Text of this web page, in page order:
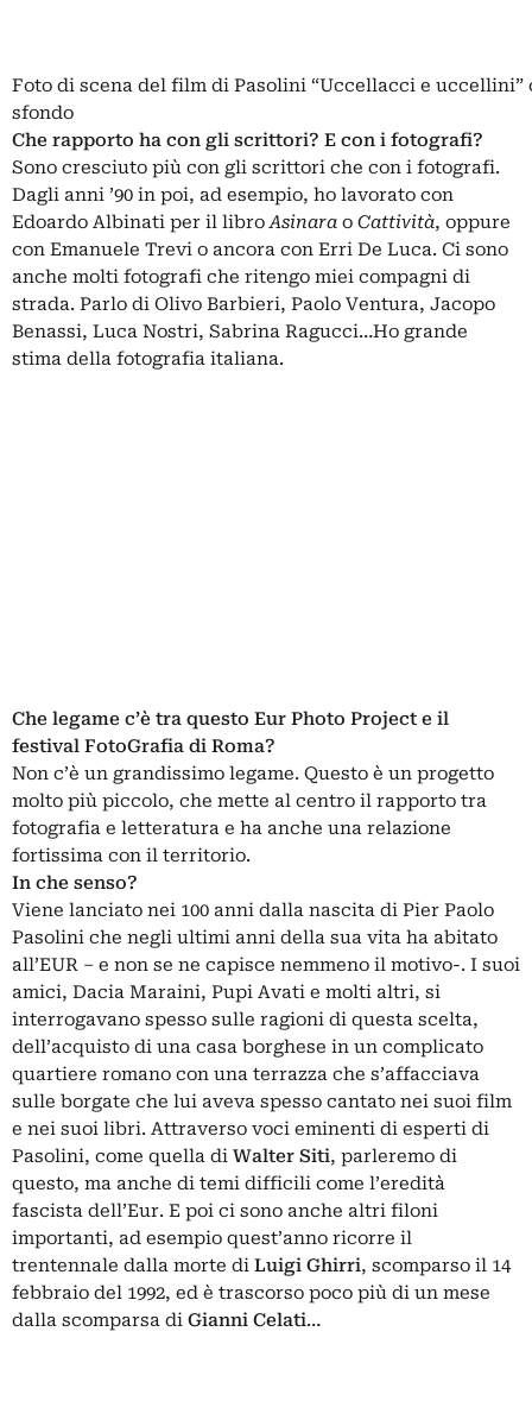
Foto di scena del film di Pasolini “Uccellacci e uccellini”
sfondo
Che rapporto ha con gli scrittori? E con i fotografi?
Sono cresciuto più con gli scrittori che con i fotografi.
Dagli anni ’90 in poi, ad esempio, ho lavorato con
Edoardo Albinati per il libroAsinara o Cattività, oppure
con Emanuele Trevi o ancora con Erri De Luca. Ci sono
anche molti fotografi che ritengo miei compagni di
strada. Parlo di Olivo Barbieri, Paolo Ventura, Jacopo
Benassi, Luca Nostri, Sabrina Ragucci…Ho grande
stima della fotografia italiana.
Che legame c’è tra questo Eur Photo Project e il
festival FotoGrafia di Roma?
Non c’è un grandissimo legame. Questo è un progetto
molto più piccolo, che mette al centro il rapporto tra
fotografia e letteratura e ha anche una relazione
fortissima con il territorio.
In che senso?
Viene lanciato nei 100 anni dalla nascita di Pier Paolo
Pasolini che negli ultimi anni della sua vita ha abitato
all’EUR – e non se ne capisce nemmeno il motivo-. I suoi
amici, Dacia Maraini, Pupi Avati e molti altri, si
interrogavano spesso sulle ragioni di questa scelta,
dell’acquisto di una casa borghese in un complicato
quartiere romano con una terrazza che s’affacciava
sulle borgate che lui aveva spesso cantato nei suoi film
e nei suoi libri. Attraverso voci eminenti di esperti di
Pasolini, come quella di Walter Siti, parleremo di
questo, ma anche di temi difficili come l’eredità
fascista dell’Eur. E poi ci sono anche altri filoni
importanti, ad esempio quest’anno ricorre il
trentennale dalla morte di Luigi Ghirri, scomparso il 14
febbraio del 1992, ed è trascorso poco più di un mese
dalla scomparsa di Gianni Celati…